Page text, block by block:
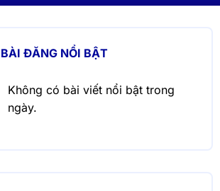
BÀI ĐĂNG NỔI BẬT
Không có bài viết nổi bật trong
ngày.